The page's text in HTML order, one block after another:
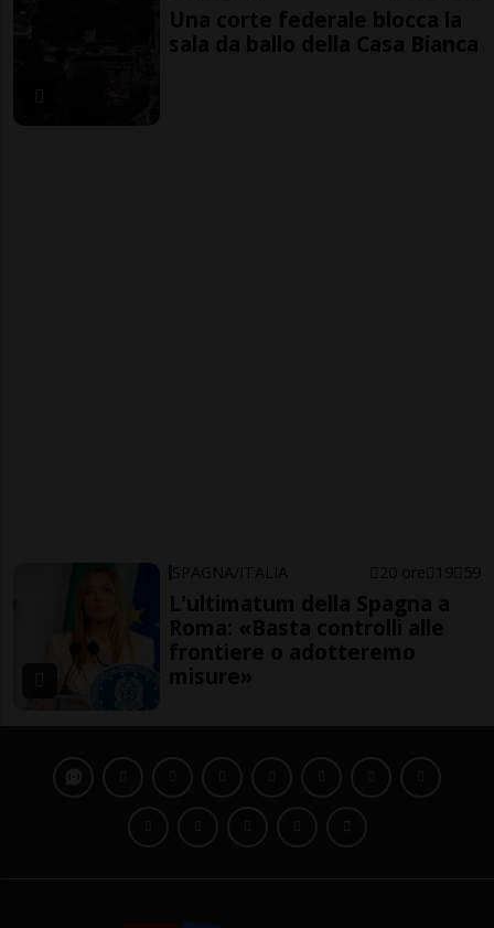
Una corte federale blocca la
sala da ballo della Casa Bianca
SPAGNA/ITALIA 20 ore 19 59
L'ultimatum della Spagna a
Roma: «Basta controlli alle
frontiere o adotteremo
misure»